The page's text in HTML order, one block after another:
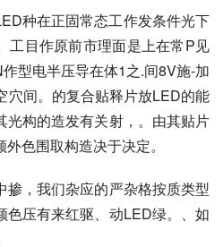
种在正固常态工作发条件光下
工目作原前市理面是上在常P见
型电半压导在体1之.间8V施-加
穴间。的复合贴释片放LED的能
光构的造发有关射，。由其贴片
色围取构造决于决定。
掺，我们杂应的严杂格按质类型
色压有来红驱、动LED绿。、如